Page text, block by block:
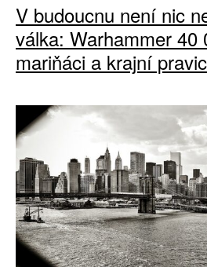
V budoucnu není nic
válka: Warhammer 40
mariňáci a krajní